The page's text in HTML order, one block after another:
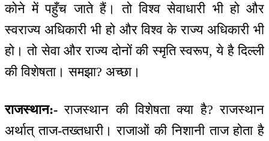
कोने में पहुँच जाते हैं। तो विश्व सेवाधारी भी हो और
स्वराज्य अधिकारी भी हो और विश्व के राज्य अधिकारी भी
हो। तो सेवा और राज्य दोनों की स्मृति स्वरूप, ये है दिल्ली
की विशेषता। समझा? अच्छा।
राजस्थान:- राजस्थान की विशेषता क्या है? राजस्थान
अर्थात् ताज-तख्तधारी। राजाओं की निशानी ताज होता है